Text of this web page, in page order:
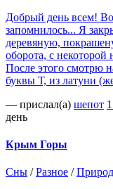
Добрый день всем!
запомнилось... Я
деревяную,
оборота, с некоторой
После этого смотрю
буквы Т, из латуни
— прислал(а) шепот
день
Крым Горы
Сны /Разное /